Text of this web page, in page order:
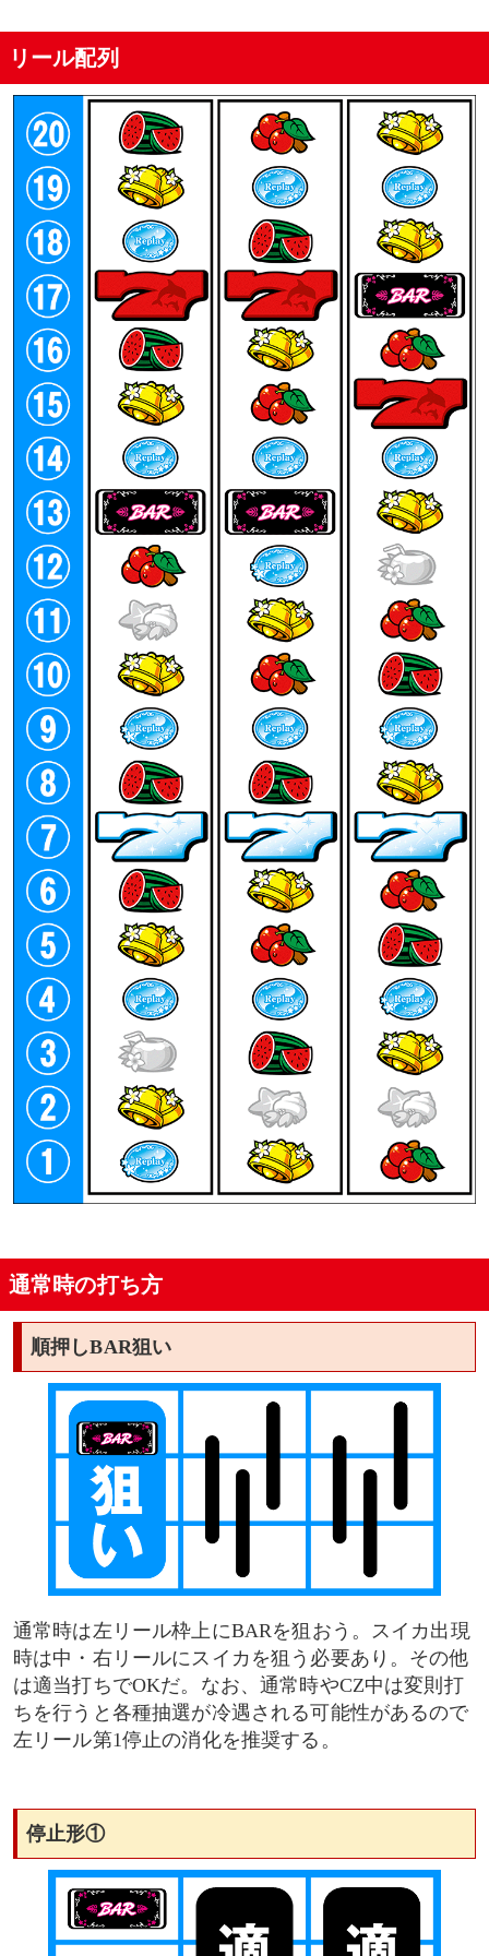
リール配列
通常時の打ち方
順押しBAR狙い
通常時は左リール枠上にBARを狙おう。スイカ出現
時は中・右リールにスイカを狙う必要あり。その他
は適当打ちでOKだ。なお、通常時やCZ中は変則打
ちを行うと各種抽選が冷遇される可能性があるので
左リール第1停止の消化を推奨する。
停止形①